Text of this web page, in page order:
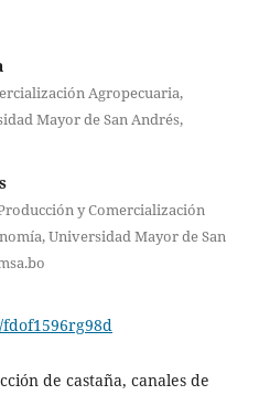
Agropecuaria,
Mayor de San Andrés,
y Comercialización
Universidad Mayor de San
de castaña, canales de